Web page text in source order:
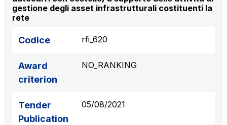
Tangenziale di Napoli S.p.A.
Network Km: 20
Concession expiring in 2037
gestione degli asset infrastrutturali costituenti la
rete
Codice rfi_620
Award
criterion
NO_RANKING
Tender
Publication
05/08/2021